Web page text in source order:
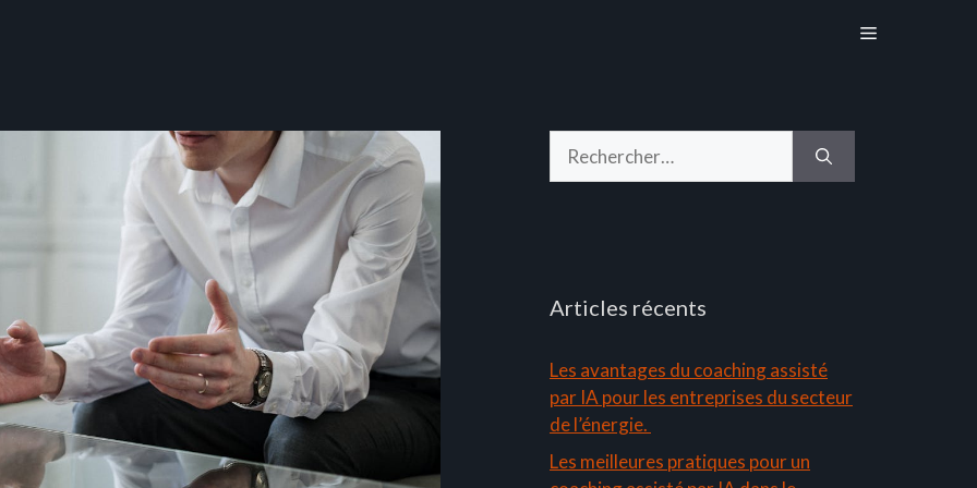
Menu
Articles récents
Les avantages du coaching assisté
par IA pour les entreprises du secteur
de l’énergie.
Les meilleures pratiques pour un